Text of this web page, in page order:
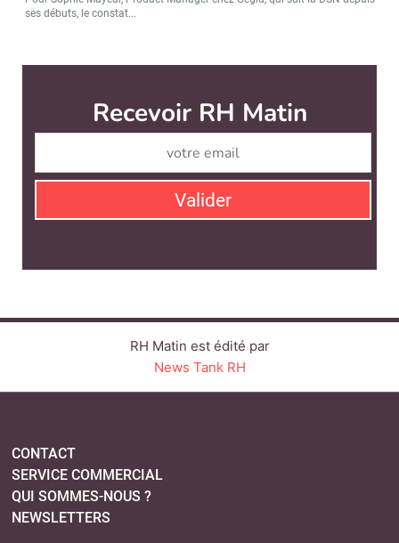
ses débuts, le constat...
Recevoir RH Matin
Valider
RH Matin est édité par
News Tank RH
CONTACT
SERVICE COMMERCIAL
QUI SOMMES-NOUS ?
NEWSLETTERS